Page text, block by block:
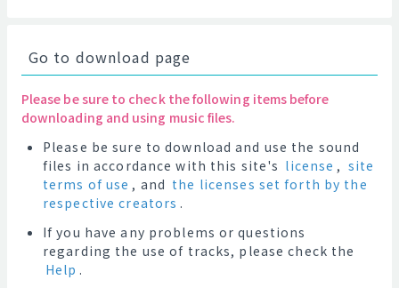
Go to download page
Please be sure to check the following items before
downloading and using music files.
Please be sure to download and use the sound
files in accordance with this site's license , site
terms of use , and the licenses set forth by the
respective creators .
If you have any problems or questions
regarding the use of tracks, please check the
Help .